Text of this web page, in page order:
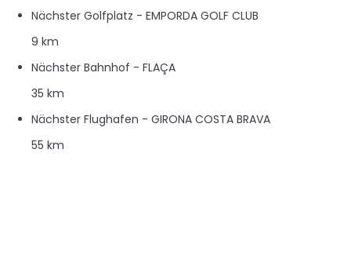
Nächster Golfplatz - EMPORDA GOLF CLUB
9 km
Nächster Bahnhof - FLAÇA
35 km
Nächster Flughafen - GIRONA COSTA BRAVA
55 km